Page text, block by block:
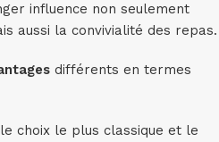
influence non seulement
aussi la convivialité des repas.
différents en termes
le choix le plus classique et le